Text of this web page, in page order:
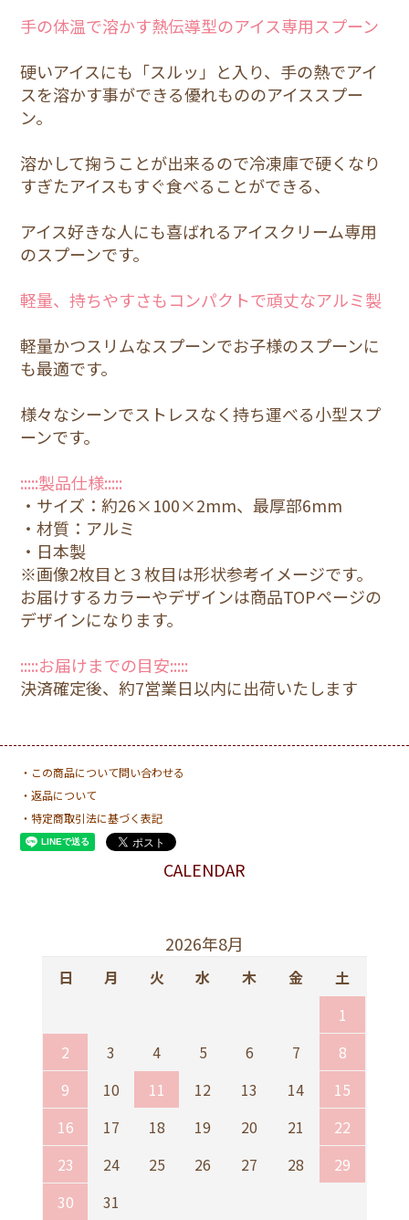
手の体温で溶かす熱伝導型のアイス専用スプーン
硬いアイスにも「スルッ」と入り、手の熱でアイ
スを溶かす事ができる優れもののアイススプー
ン。
溶かして掬うことが出来るので冷凍庫で硬くなり
すぎたアイスもすぐ食べることができる、
アイス好きな人にも喜ばれるアイスクリーム専用
のスプーンです。
軽量、持ちやすさもコンパクトで頑丈なアルミ製
軽量かつスリムなスプーンでお子様のスプーンに
も最適です。
様々なシーンでストレスなく持ち運べる小型スプ
ーンです。
:::::製品仕様:::::
・サイズ：約26×100×2mm、最厚部6mm
・材質：アルミ
・日本製
※画像2枚目と３枚目は形状参考イメージです。
お届けするカラーやデザインは商品TOPページの
デザインになります。
:::::お届けまでの目安:::::
決済確定後、約7営業日以内に出荷いたします
・この商品について問い合わせる
・返品について
・特定商取引法に基づく表記
CALENDAR
2026年8月
日 月 火 水 木 金
土
1
2
3 4 5 6 7
8
9
10 11 12 13 14
15
16
17 18 19 20 21
22
23
24 25 26 27 28
29
30
31